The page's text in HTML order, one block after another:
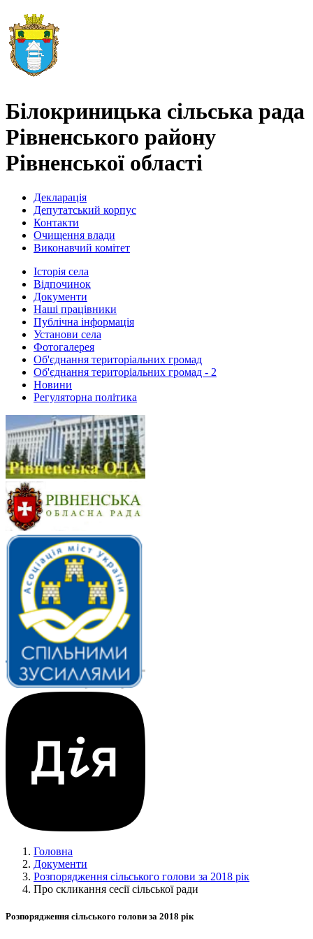
Білокриницька сільська рада
Рівненського району
Рівненської області
Декларація
Депутатський корпус
Контакти
Очищення влади
Виконавчий комітет
Історія села
Відпочинок
Документи
Наші працівники
Публічна інформація
Установи села
Фотогалерея
Об'єднання територіальних громад
Об'єднання територіальних громад - 2
Новини
Регуляторна політика
Головна
Документи
Розпорядження сільського голови за 2018 рік
Про скликання сесії сільської ради
Розпорядження сільського голови за 2018 рік